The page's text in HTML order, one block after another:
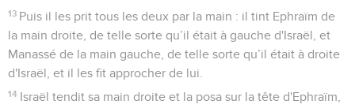
13 Puis il les prit tous les deux par la main : il tint Ephraïm de
la main droite, de telle sorte qu’il était à gauche d'Israël, et
Manassé de la main gauche, de telle sorte qu’il était à droite
d'Israël, et il les fit approcher de lui.
14 Israël tendit sa main droite et la posa sur la tête d'Ephraïm,